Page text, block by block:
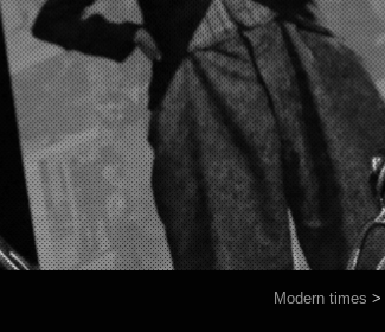
Modern times >